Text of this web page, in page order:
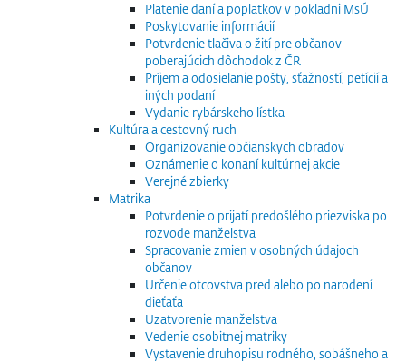
Platenie daní a poplatkov v pokladni MsÚ
Poskytovanie informácií
Potvrdenie tlačiva o žití pre občanov
poberajúcich dôchodok z ČR
Príjem a odosielanie pošty, sťažností, petícií a
iných podaní
Vydanie rybárskeho lístka
Kultúra a cestovný ruch
Organizovanie občianskych obradov
Oznámenie o konaní kultúrnej akcie
Verejné zbierky
Matrika
Potvrdenie o prijatí predošlého priezviska po
rozvode manželstva
Spracovanie zmien v osobných údajoch
občanov
Určenie otcovstva pred alebo po narodení
dieťaťa
Uzatvorenie manželstva
Vedenie osobitnej matriky
Vystavenie druhopisu rodného, sobášneho a